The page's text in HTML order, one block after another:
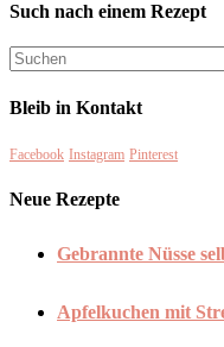
Such nach einem Rezept
Bleib in Kontakt
Facebook Instagram Pinterest
Neue Rezepte
Gebrannte Nüsse
Apfelkuchen mit